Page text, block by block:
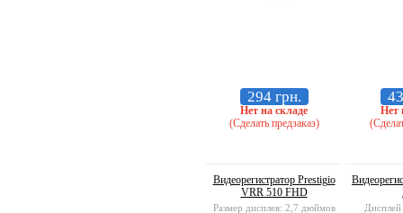
294 грн.
Нет на складе
(Сделать предзаказ)
Нет
Видеорегистратор Prestigio
VRR 510 FHD
Размер дисплея: 2,7 дюймов